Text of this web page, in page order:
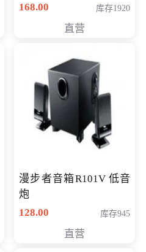
168.00
库存1920
直营
漫步者音箱R101V 低音
炮
128.00
库存945
直营